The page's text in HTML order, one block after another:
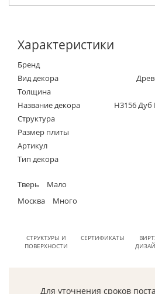
Характеристики
Бренд
Вид декора
Толщина
Название декора
H3156
Структура
Размер плиты
Артикул
Тип декора
Тверь
Мало
Москва
Много
СТРУКТУРЫ И
ПОВЕРХНОСТИ
СЕРТИФИКАТЫ
Для уточнения сроков